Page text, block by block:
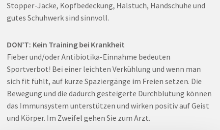
Stopper-Jacke, Kopfbedeckung, Halstuch, Handschuhe und
gutes Schuhwerk sind sinnvoll.
DON’T: Kein Training bei Krankheit
Fieber und/oder Antibiotika-Einnahme bedeuten
Sportverbot! Bei einer leichten Verkühlung und wenn man
sich fit fühlt, auf kurze Spaziergänge im Freien setzen. Die
Bewegung und die dadurch gesteigerte Durchblutung können
das Immunsystem unterstützen und wirken positiv auf Geist
und Körper. Im Zweifel gehen Sie zum Arzt.